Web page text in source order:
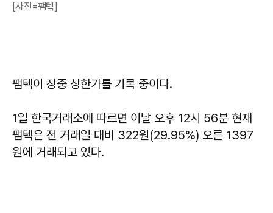
[사진=팸텍]
팸텍이 장중 상한가를 기록 중이다.
1일 한국거래소에 따르면 이날 오후 12시 56분 현재
팸텍은 전 거래일 대비 322원(29.95%) 오른 1397
원에 거래되고 있다.